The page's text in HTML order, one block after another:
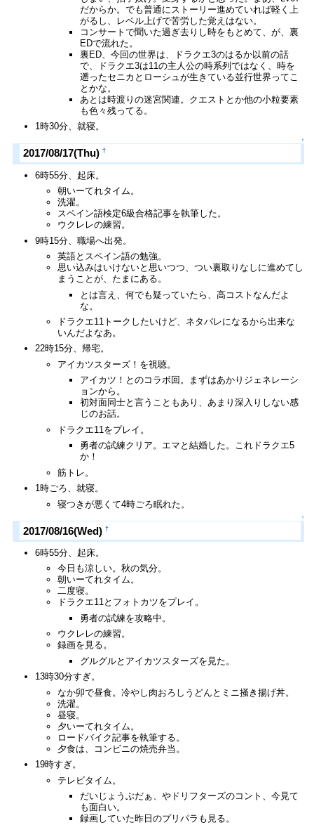
だからか。でも普通にストーリー進めていれば軽く上
がるし、レベル上げで苦労した覚えはない。
コンサートで聞いた過ぎ去りし時をもとめて、が、裏
EDで流れた。
裏ED、今回の世界は、ドラクエ3のはるか以前の話
で、ドラクエ3は11の主人公の時系列ではなく、時を
遡ったセニカとローシュが生きている並行世界ってこ
とかな。
あとは時渡りの迷宮関連。クエストとか他の小粒要素
も色々残ってる。
1時30分、就寝。
↑
2017/08/17(Thu) †
6時55分、起床。
朝いーてれタイム。
洗濯。
スペイン語検定6級合格記事を執筆した。
ウクレレの練習。
9時15分、職場へ出発。
英語とスペイン語の勉強。
思い込みはいけないと思いつつ、つい裏取りなしに進めてし
まうことが、たまにある。
とは言え、何でも疑っていたら、高コストなんだよ
な。
ドラクエ11トークしたいけど、ネタバレになるから出来な
いんだよなあ。
22時15分、帰宅。
アイカツスターズ！を視聴。
アイカツ！とのコラボ回。まずはあかりジェネレーシ
ョンから。
初対面同士と言うこともあり、あまり深入りしない感
じのお話。
ドラクエ11をプレイ。
勇者の試練クリア。エマと結婚した。これドラクエ5
か！
筋トレ。
1時ごろ、就寝。
寝つきが悪くて4時ごろ眠れた。
↑
2017/08/16(Wed) †
6時55分、起床。
今日も涼しい。秋の気分。
朝いーてれタイム。
二度寝。
ドラクエ11とフォトカツをプレイ。
勇者の試練を攻略中。
ウクレレの練習。
録画を見る。
グルグルとアイカツスターズを見た。
13時30分すぎ。
なか卯で昼食。冷やし肉おろしうどんとミニ掻き揚げ丼。
洗濯。
昼寝。
夕いーてれタイム。
ロードバイク記事を執筆する。
夕食は、コンビニの焼売弁当。
19時すぎ。
テレビタイム。
だいじょうぶだぁ、やドリフターズのコント、今見て
も面白い。
録画していた昨日のプリパラも見る。